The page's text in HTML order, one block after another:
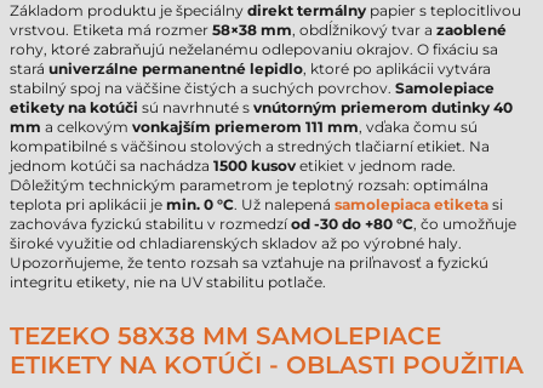
Základom produktu je špeciálny direkt termálny papier s teplocitlivou
vrstvou. Etiketa má rozmer 58×38 mm, obdĺžnikový tvar a zaoblené
rohy, ktoré zabraňujú neželanému odlepovaniu okrajov. O fixáciu sa
stará univerzálne permanentné lepidlo, ktoré po aplikácii vytvára
stabilný spoj na väčšine čistých a suchých povrchov. Samolepiace
etikety na kotúči sú navrhnuté s vnútorným priemerom dutinky 40
mm a celkovým vonkajším priemerom 111 mm, vďaka čomu sú
kompatibilné s väčšinou stolových a stredných tlačiarní etikiet. Na
jednom kotúči sa nachádza 1500 kusov etikiet v jednom rade.
Dôležitým technickým parametrom je teplotný rozsah: optimálna
teplota pri aplikácii je min. 0 °C. Už nalepená samolepiaca etiketa si
zachováva fyzickú stabilitu v rozmedzíod -30 do +80 °C, čo umožňuje
široké využitie od chladiarenských skladov až po výrobné haly.
Upozorňujeme, že tento rozsah sa vzťahuje na priľnavosť a fyzickú
integritu etikety, nie na UV stabilitu potlače.
TEZEKO 58X38 MM SAMOLEPIACE
ETIKETY NA KOTÚČI - OBLASTI POUŽITIA